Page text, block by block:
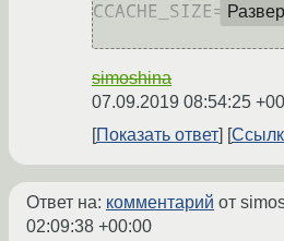
CCACHE_SIZE="20G"
simoshina
07.09.2019 08:54:25
Показать ответ
Ответ на: комментарий от
02:09:38 +00:00